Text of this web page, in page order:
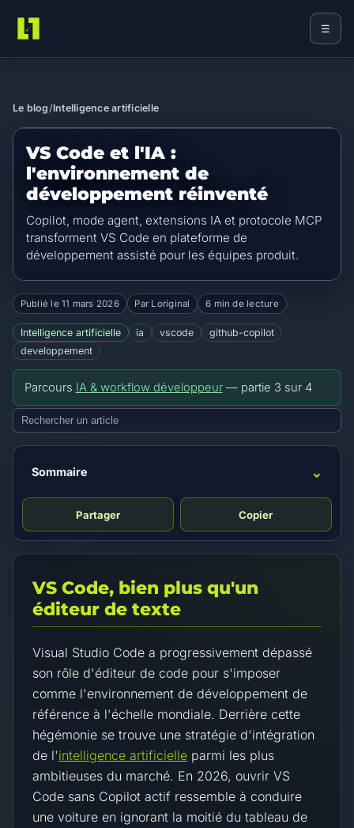
Loriginal ☰
Le blog /Intelligence artificielle
VS Code et l'IA :
l'environnement de
développement réinventé
Copilot, mode agent, extensions IA et protocole MCP
transforment VS Code en plateforme de
développement assisté pour les équipes produit.
Publié le 11 mars 2026 Par Loriginal 6 min de lecture
Intelligence artificielle ia vscode
github-copilot
developpement
Parcours IA & workflow développeur — partie 3 sur 4
VS Code, bien plus qu'un
éditeur de texte
Visual Studio Code a progressivement dépassé
son rôle d'éditeur de code pour s'imposer
comme l'environnement de développement de
référence à l'échelle mondiale. Derrière cette
hégémonie se trouve une stratégie d'intégration
de l'intelligence artificielle parmi les plus
ambitieuses du marché. En 2026, ouvrir VS
Code sans Copilot actif ressemble à conduire
une voiture en ignorant la moitié du tableau de
Sommaire ⌄
Partager Copier